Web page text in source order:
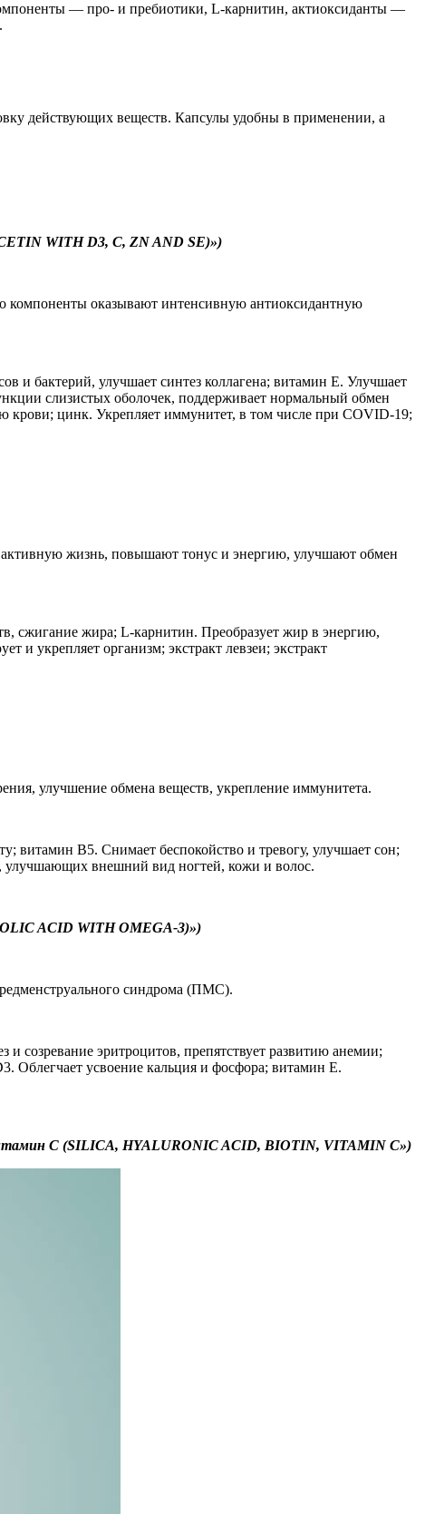
— про- и пребиотики, L-карнитин, актиоксиданты —
действующих веществ. Капсулы удобны в применении, а
WITH D3, C, ZN AND SE)»)
компоненты оказывают интенсивную антиоксидантную
и бактерий, улучшает синтез коллагена; витамин Е. Улучшает
слизистых оболочек, поддерживает нормальный обмен
крови; цинк. Укрепляет иммунитет, в том числе при COVID-19;
жизнь, повышают тонус и энергию, улучшают обмен
сжигание жира; L-карнитин. Преобразует жир в энергию,
укрепляет организм; экстракт левзеи; экстракт
улучшение обмена веществ, укрепление иммунитета.
витамин В5. Снимает беспокойство и тревогу, улучшает сон;
улучшающих внешний вид ногтей, кожи и волос.
ACID WITH OMEGA-3)»)
синдрома (ПМС).
эритроцитов, препятствует развитию анемии;
Облегчает усвоение кальция и фосфора; витамин Е.
С (SILICA, HYALURONIC ACID, BIOTIN, VITAMIN C»)